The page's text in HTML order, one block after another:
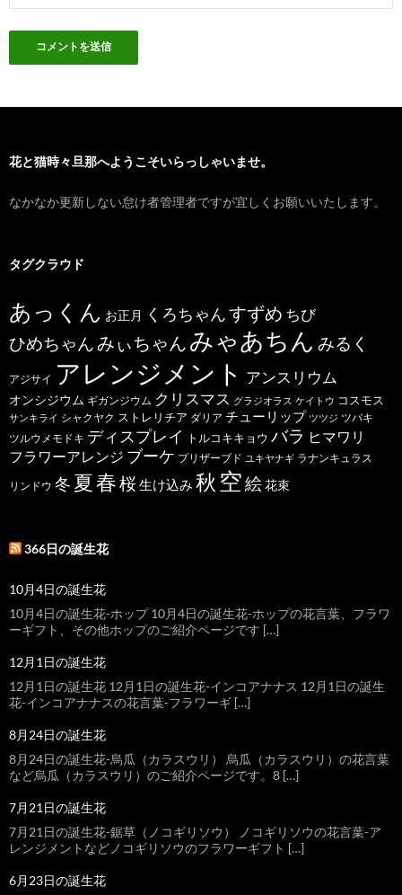
花と猫時々旦那へようこそいらっしゃいませ。
なかなか更新しない怠け者管理者ですが宜しくお願いいたします。
タグクラウド
あっくん お正月 くろちゃんすずめ ちび
ひめちゃんみぃちゃん みゃあちん みるく
アジサイ アレンジメント アンスリウム
オンシジウム ギガンジウム クリスマス グラジオラス ケイトウ コスモス
サンキライ シャクヤク ストレリチア ダリア チューリップ ツツジ ツバキ
ツルウメモドキ ディスプレイ トルコキキョウ バラ ヒマワリ
フラワーアレンジ ブーケ プリザーブド ユキヤナギ ラナンキュラス
リンドウ 冬 夏春桜生け込み 秋 空絵花束
366日の誕生花
10月4日の誕生花
10月4日の誕生花-ホップ 10月4日の誕生花-ホップの花言葉、フラワ
ーギフト、その他ホップのご紹介ページです […]
12月1日の誕生花
12月1日の誕生花 12月1日の誕生花-インコアナナス 12月1日の誕生
花-インコアナナスの花言葉-フラワーギ […]
8月24日の誕生花
8月24日の誕生花-烏瓜（カラスウリ） 烏瓜（カラスウリ）の花言葉
など烏瓜（カラスウリ）のご紹介ページです。8 […]
7月21日の誕生花
7月21日の誕生花-鋸草（ノコギリソウ） ノコギリソウの花言葉-ア
レンジメントなどノコギリソウのフラワーギフト […]
6月23日の誕生花